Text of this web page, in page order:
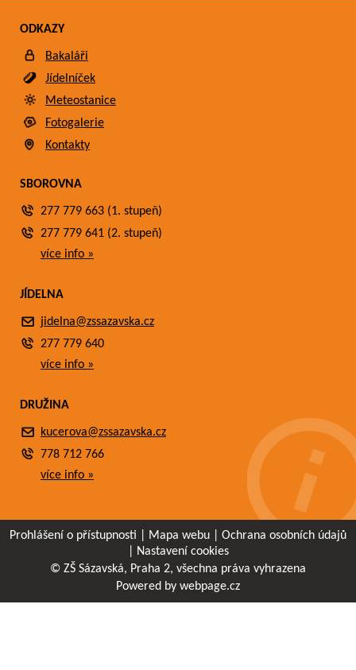
ODKAZY
Bakaláři
Jídelníček
Meteostanice
Fotogalerie
Kontakty
SBOROVNA
277 779 663 (1. stupeň)
277 779 641 (2. stupeň)
více info »
JÍDELNA
jidelna@zssazavska.cz
277 779 640
více info »
DRUŽINA
kucerova@zssazavska.cz
778 712 766
více info »
Prohlášení o přístupnosti Mapa webu
Ochrana osobních údajů
Nastavení cookies
© ZŠ Sázavská, Praha 2, všechna práva vyhrazena
Powered by webpage.cz